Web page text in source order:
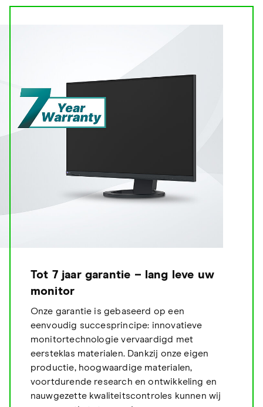
Tot 7 jaar garantie – lang leve uw
monitor
Onze garantie is gebaseerd op een
eenvoudig succesprincipe: innovatieve
monitortechnologie vervaardigd met
eersteklas materialen. Dankzij onze eigen
productie, hoogwaardige materialen,
voortdurende research en ontwikkeling en
nauwgezette kwaliteitscontroles kunnen wij